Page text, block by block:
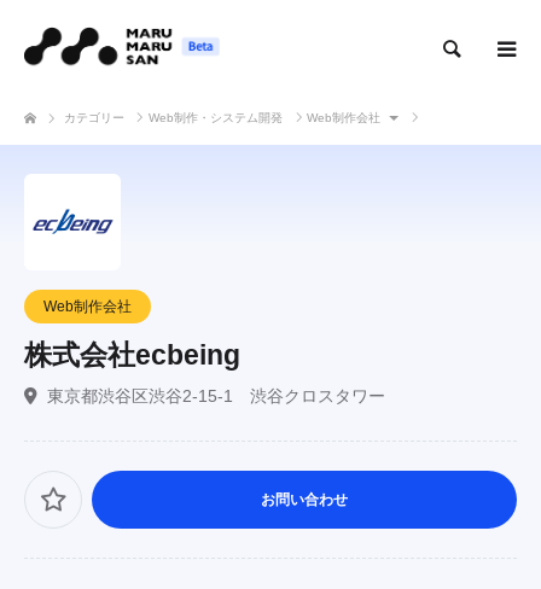
カテゴリー Web制作・システム開発 Web制作会社
Web制作会社
株式会社ecbeing
東京都渋谷区渋谷2-15-1 渋谷クロスタワー
お問い合わせ